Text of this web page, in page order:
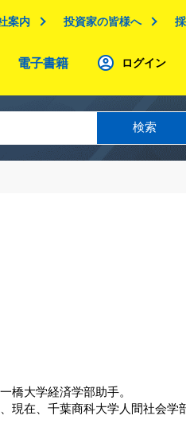
案内 投資家の皆様へ
電子書籍 ログイン
検索
橋大学経済学部助手。
現在、千葉商科大学人間社会学